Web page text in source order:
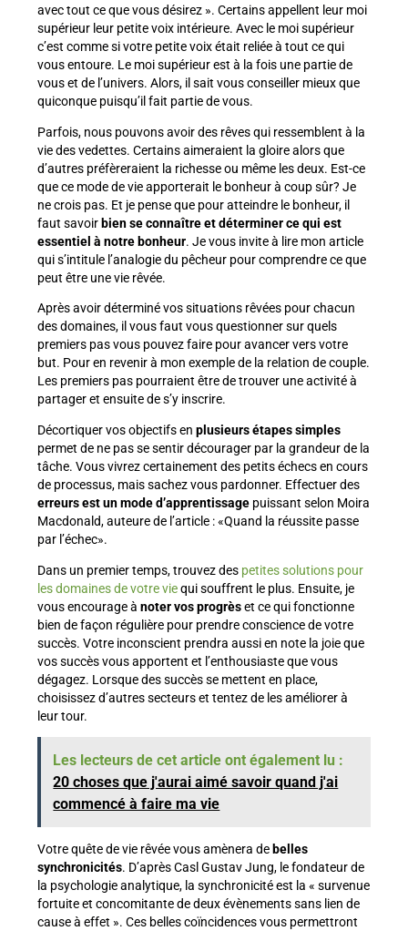
avec tout ce que vous désirez ». Certains appellent leur moi
supérieur leur petite voix intérieure. Avec le moi supérieur
c’est comme si votre petite voix était reliée à tout ce qui
vous entoure. Le moi supérieur est à la fois une partie de
vous et de l’univers. Alors, il sait vous conseiller mieux que
quiconque puisqu’il fait partie de vous.
Parfois, nous pouvons avoir des rêves qui ressemblent à la
vie des vedettes. Certains aimeraient la gloire alors que
d’autres préfèreraient la richesse ou même les deux. Est-ce
que ce mode de vie apporterait le bonheur à coup sûr? Je
ne crois pas. Et je pense que pour atteindre le bonheur, il
faut savoir bien se connaître et déterminer ce qui est
essentiel à notre bonheur. Je vous invite à lire mon article
qui s’intitule l’analogie du pêcheur pour comprendre ce que
peut être une vie rêvée.
Après avoir déterminé vos situations rêvées pour chacun
des domaines, il vous faut vous questionner sur quels
premiers pas vous pouvez faire pour avancer vers votre
but. Pour en revenir à mon exemple de la relation de couple.
Les premiers pas pourraient être de trouver une activité à
partager et ensuite de s’y inscrire.
Décortiquer vos objectifs en plusieurs étapes simples
permet de ne pas se sentir décourager par la grandeur de la
tâche. Vous vivrez certainement des petits échecs en cours
de processus, mais sachez vous pardonner. Effectuer des
erreurs est un mode d’apprentissagepuissant selon Moira
Macdonald, auteure de l’article : «Quand la réussite passe
par l’échec».
Dans un premier temps, trouvez des petites solutions pour
les domaines de votre viequi souffrent le plus. Ensuite, je
vous encourage à noter vos progrèset ce qui fonctionne
bien de façon régulière pour prendre conscience de votre
succès. Votre inconscient prendra aussi en note la joie que
vos succès vous apportent et l’enthousiaste que vous
dégagez. Lorsque des succès se mettent en place,
choisissez d’autres secteurs et tentez de les améliorer à
leur tour.
Les lecteurs de cet article ont également lu :
20 choses que j'aurai aimé savoir quand j'ai
commencé à faire ma vie
Votre quête de vie rêvée vous amènera de belles
synchronicités. D’après Casl Gustav Jung, le fondateur de
la psychologie analytique, la synchronicité est la « survenue
fortuite et concomitante de deux évènements sans lien de
cause à effet ». Ces belles coïncidences vous permettront